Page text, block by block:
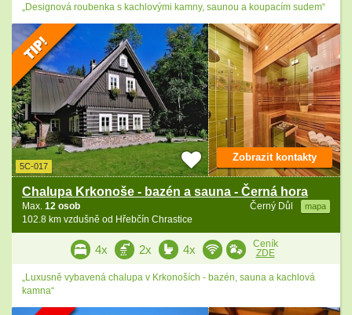
„Designová roubenka s kachlovými kamny, saunou a koupacím sudem“
5C-017
Chalupa Krkonoše - bazén a sauna - Černá hora
Černý Důl mapa
Max. 12 osob
102.8 km vzdušně od Hřebčín Chrastice
Zobrazit kontakty
4x 2x 4x
Ceník
ZDE
„Luxusně vybavená chalupa v Krkonoších - bazén, sauna a kachlová
kamna“